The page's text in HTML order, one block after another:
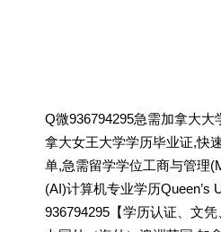
Q微936794295急需加拿大
拿大女王大学学历毕业证,快
单,急需留学学位工商与管理
(AI)计算机专业学历Queen’s
936794295【学历认证、文